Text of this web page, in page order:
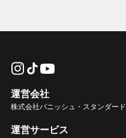
運営会社
株式会社バニッシュ・スタンダード
運営サービス